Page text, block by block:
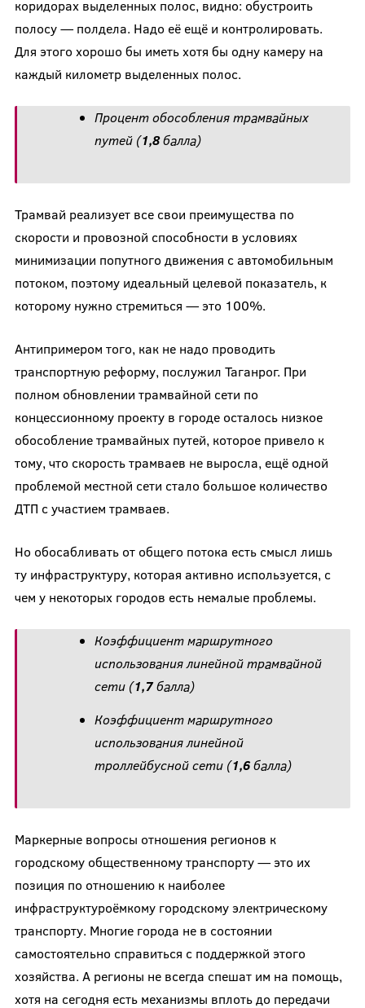
коридорах выделенных полос, видно: обустроить
полосу — полдела. Надо её ещё и контролировать.
Для этого хорошо бы иметь хотя бы одну камеру на
каждый километр выделенных полос.
Процент обособления трамвайных
путей (1,8балла)
Трамвай реализует все свои преимущества по
скорости и провозной способности в условиях
минимизации попутного движения с автомобильным
потоком, поэтому идеальный целевой показатель, к
которому нужно стремиться — это 100%.
Антипримером того, как не надо проводить
транспортную реформу, послужил Таганрог. При
полном обновлении трамвайной сети по
концессионному проекту в городе осталось низкое
обособление трамвайных путей, которое привело к
тому, что скорость трамваев не выросла, ещё одной
проблемой местной сети стало большое количество
ДТП с участием трамваев.
Но обосабливать от общего потока есть смысл лишь
ту инфраструктуру, которая активно используется, с
чем у некоторых городов есть немалые проблемы.
Коэффициент маршрутного
использования линейной трамвайной
сети (1,7балла)
Коэффициент маршрутного
использования линейной
троллейбусной сети (1,6балла)
Маркерные вопросы отношения регионов к
городскому общественному транспорту — это их
позиция по отношению к наиболее
инфраструктуроёмкому городскому электрическому
транспорту. Многие города не в состоянии
самостоятельно справиться с поддержкой этого
хозяйства. А регионы не всегда спешат им на помощь,
хотя на сегодня есть механизмы вплоть до передачи